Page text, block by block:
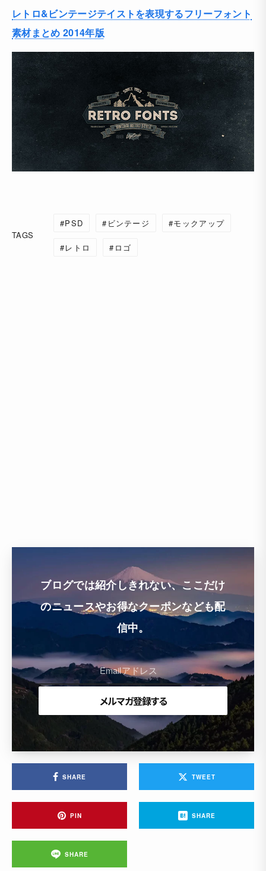
レトロ&ビンテージテイストを表現するフリーフォント
素材まとめ 2014年版
TAGS
PSD ビンテージ モックアップ
レトロ ロゴ
ブログでは紹介しきれない、ここだけ
のニュースやお得なクーポンなども配
信中。
SHARE TWEET
PIN SHARE
SHARE